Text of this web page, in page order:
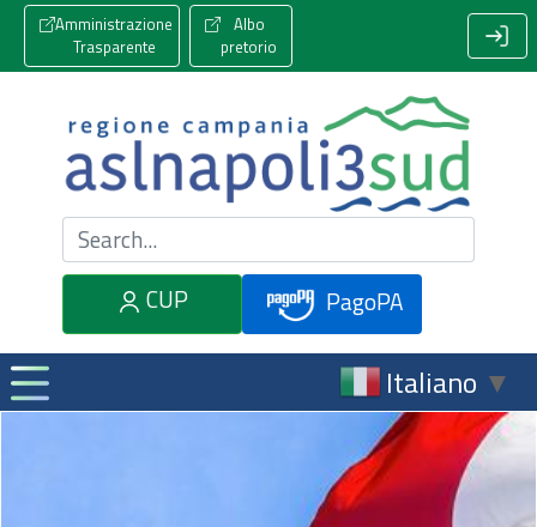
Amministrazione
Trasparente
Albo
pretorio
Cerca nel sito
CUP
PagoPA
Italiano ▼